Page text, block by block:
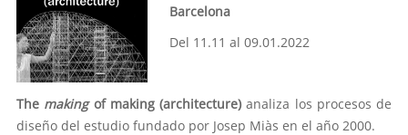
Barcelona
Del 11.11 al 09.01.2022
The makingof making (architecture) analiza los procesos de
diseño del estudio fundado por Josep Miàs en el año 2000.